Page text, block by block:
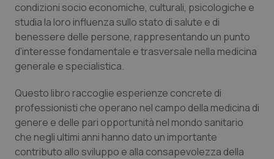
Lazio
Liguria
Marche
Molise
Diabete & glucometri
Disturbi dell’umore
Donna & Salute
Epatiti
condizioni socio economiche, culturali, psicologiche e
studia la loro influenza sullo stato di salute e di
benessere delle persone, rappresentando un punto
d’interesse fondamentale e trasversale nella medicina
generale e specialistica.
Questo libro raccoglie esperienze concrete di
professionisti che operano nel campo della medicina di
genere e delle pari opportunità nel mondo sanitario
che negli ultimi anni hanno dato un importante
contributo allo sviluppo e alla consapevolezza della